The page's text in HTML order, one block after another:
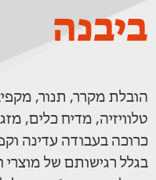
ביבנה
הובלת מקרר, תנור,
טלוויזיה, מדיח כלים,
כרוכה בעבודה עדינה
בגלל רגישותם של